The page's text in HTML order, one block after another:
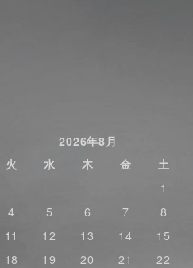
2026年8月
火 水 木 金 土
1
4 5 6 7 8
11 12 13 14 15
18 19 20 21 22